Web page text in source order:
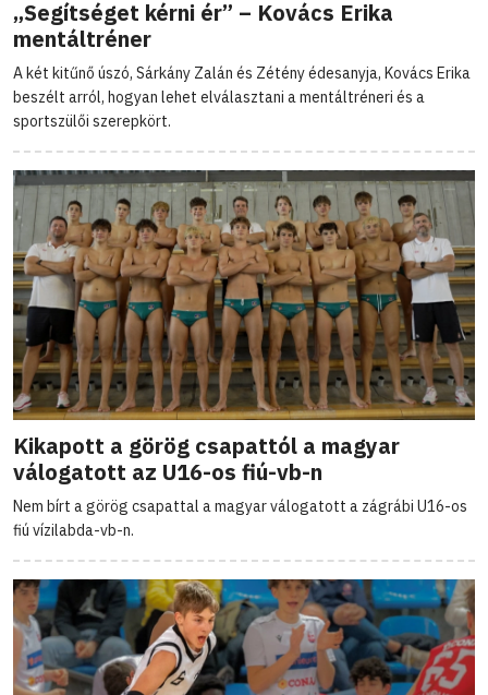
„Segítséget kérni ér” – Kovács Erika
mentáltréner
A két kitűnő úszó, Sárkány Zalán és Zétény édesanyja, Kovács Erika
beszélt arról, hogyan lehet elválasztani a mentáltréneri és a
sportszülői szerepkört.
Kikapott a görög csapattól a magyar
válogatott az U16-os fiú-vb-n
Nem bírt a görög csapattal a magyar válogatott a zágrábi U16-os
fiú vízilabda-vb-n.